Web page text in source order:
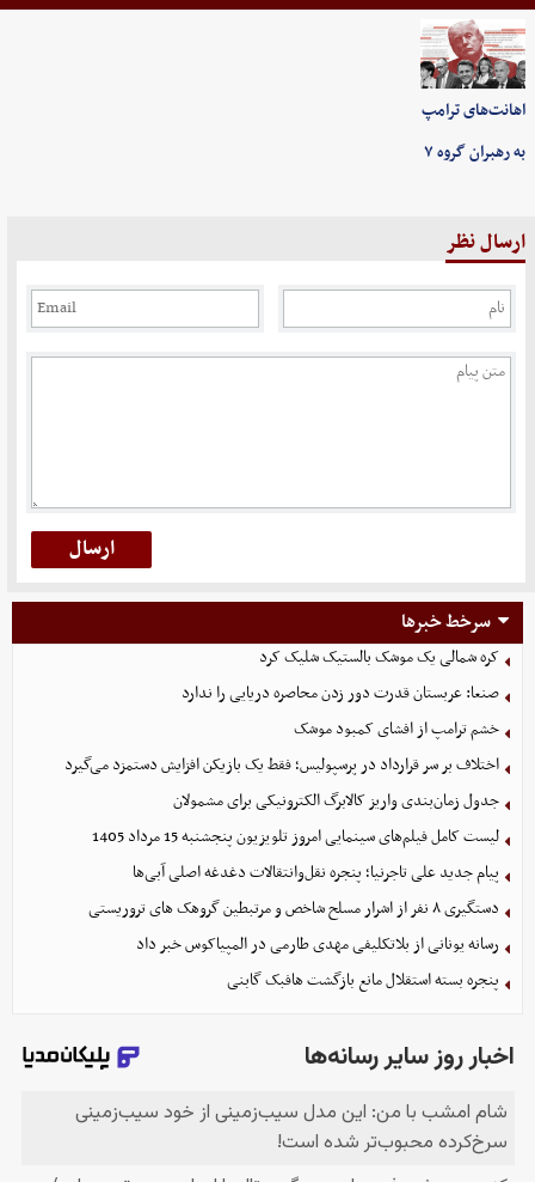
اهانت‌های ترامپ
به رهبران گروه ۷
ارسال نظر
سرخط خبرها
کره شمالی یک موشک بالستیک شلیک کرد
صنعا: عربستان قدرت دور زدن محاصره دریایی را ندارد
خشم ترامپ از افشای کمبود موشک
اختلاف بر سر قرارداد در پرسپولیس؛ فقط یک بازیکن افزایش دستمزد می‌گیرد
جدول زمان‌بندی واریز کالابرگ الکترونیکی برای مشمولان
لیست کامل فیلم‌های سینمایی امروز تلویزیون پنجشنبه 15 مرداد 1405
پیام جدید علی تاجرنیا؛ پنجره نقل‌وانتقالات دغدغه اصلی آبی‌ها
دستگیری ۸ نفر از اشرار مسلح شاخص و مرتبطین گروهک های تروریستی
رسانه یونانی از بلاتکلیفی مهدی طارمی در المپیاکوس خبر داد
پنجره بسته استقلال مانع بازگشت هافبک گابنی